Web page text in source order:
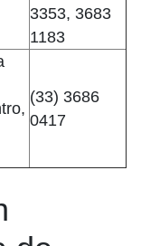
3353, 3683
1183
(33) 3686
0417